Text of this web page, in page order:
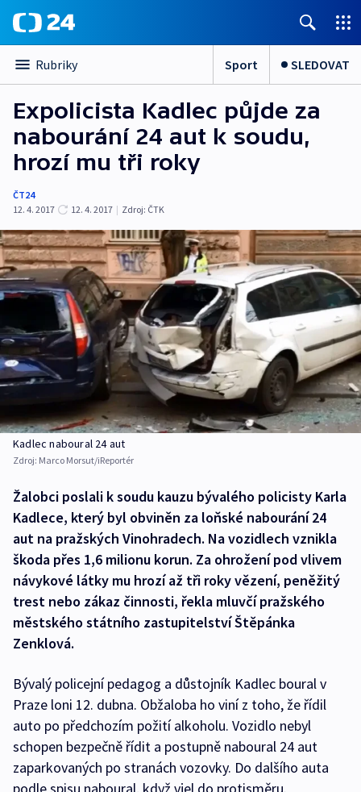
Rubriky Sport SLEDOVAT
Expolicista Kadlec půjde za
nabourání 24 aut k soudu,
hrozí mu tři roky
ČT24
12. 4. 2017
12. 4. 2017 | Zdroj: ČTK
Kadlec naboural 24 aut
Zdroj: Marco Morsut/iReportér
Žalobci poslali k soudu kauzu bývalého policisty Karla
Kadlece, který byl obviněn za loňské nabourání 24
aut na pražských Vinohradech. Na vozidlech vznikla
škoda přes 1,6 milionu korun. Za ohrožení pod vlivem
návykové látky mu hrozí až tři roky vězení, peněžitý
trest nebo zákaz činnosti, řekla mluvčí pražského
městského státního zastupitelství Štěpánka
Zenklová.
Bývalý policejní pedagog a důstojník Kadlec boural v
Praze loni 12. dubna. Obžaloba ho viní z toho, že řídil
auto po předchozím požití alkoholu. Vozidlo nebyl
schopen bezpečně řídit a postupně naboural 24 aut
zaparkovaných po stranách vozovky. Do dalšího auta